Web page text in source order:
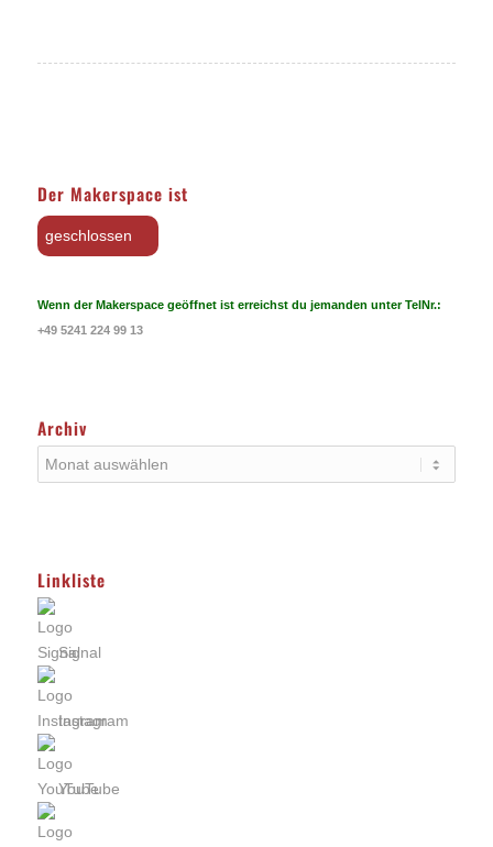
Der Makerspace ist
geschlossen
Wenn der Makerspace geöffnet ist erreichst du jemanden unter TelNr.:
+49 5241 224 99 13
Archiv
Linkliste
Signal
Instagram
YouTube